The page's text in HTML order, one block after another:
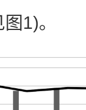
1)。